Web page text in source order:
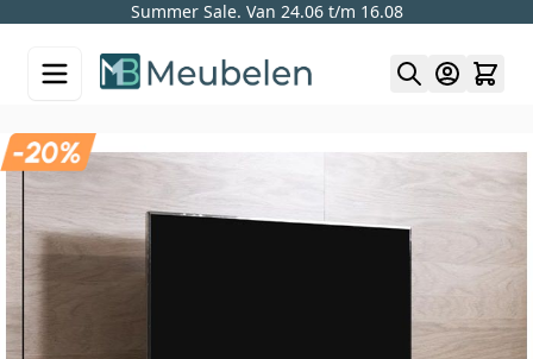
Summer Sale. Van 24.06 t/m 16.08